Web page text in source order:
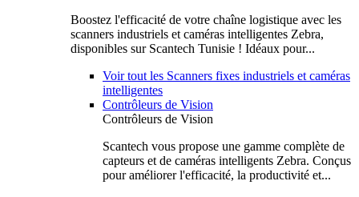
Boostez l'efficacité de votre chaîne logistique avec les
scanners industriels et caméras intelligentes Zebra,
disponibles sur Scantech Tunisie ! Idéaux pour...
Voir tout les Scanners fixes industriels et caméras
intelligentes
Contrôleurs de Vision
Contrôleurs de Vision
Scantech vous propose une gamme complète de
capteurs et de caméras intelligents Zebra. Conçus
pour améliorer l'efficacité, la productivité et...